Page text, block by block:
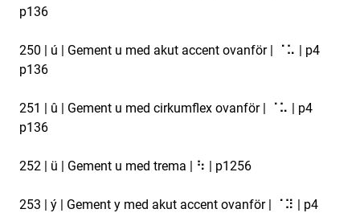
p136
250 | ú | Gement u med akut accent ovanför | ⠈⠥ | p4
p136
251 | û | Gement u med cirkumflex ovanför | ⠈⠥ | p4
p136
252 | ü | Gement u med trema | ⠳ | p1256
253 | ý | Gement y med akut accent ovanför | ⠈⠽ | p4